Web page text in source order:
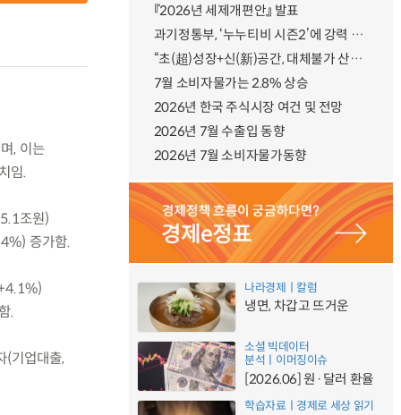
, 이는
임.
조원)
증가함.
.
(기업대출,
『2026년 세제개편안』 발표
과기정통부, ‘누누티비 시즌2’에 강력 대응 의지 밝혀
“초(超)성장+신(新)공간, 대체불가 산업강국”
7월 소비자물가는 2.8% 상승
2026년 한국 주식시장 여건 및 전망
2026년 7월 수출입 동향
2026년 7월 소비자물가동향
나라경제ㅣ칼럼
냉면, 차갑고 뜨거운
소셜 빅데이터
분석ㅣ이머징이슈
[2026.06] 원·달러 환율
학습자료ㅣ경제로 세상 읽기